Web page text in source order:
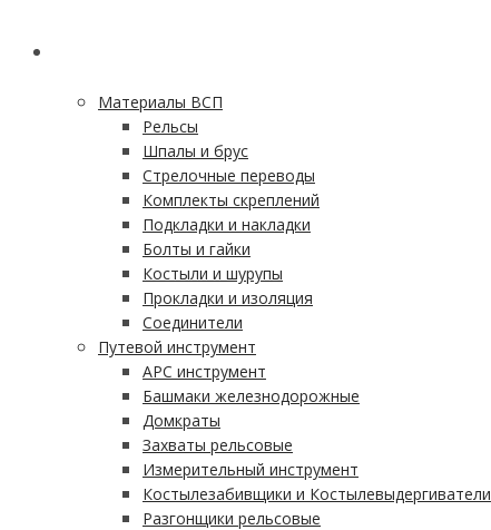
Материалы ВСП
Рельсы
Шпалы и брус
Стрелочные переводы
Комплекты скреплений
Подкладки и накладки
Болты и гайки
Костыли и шурупы
Прокладки и изоляция
Соединители
Путевой инструмент
АРС инструмент
Башмаки железнодорожные
Домкраты
Захваты рельсовые
Измерительный инструмент
Костылезабивщики и Костылевыдергиватели
Разгонщики рельсовые